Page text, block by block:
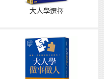
大人學選擇